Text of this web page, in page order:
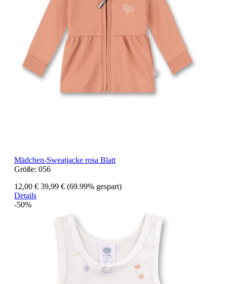
Mädchen-Sweatjacke rosa Blatt
Größe: 056
12,00 € 39,99 € (69.99% gespart)
Details
-50%